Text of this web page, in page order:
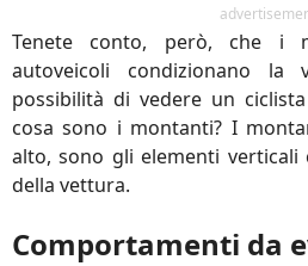
Tenete conto, però, che i
autoveicoli condizionano la
possibilità di vedere un
cosa sono i montanti? I
alto, sono gli elementi
della vettura.
Comportamenti da